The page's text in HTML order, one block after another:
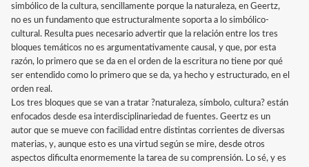
simbólico de la cultura, sencillamente porque la naturaleza, en Geertz,
no es un fundamento que estructuralmente soporta a lo simbólico-
cultural. Resulta pues necesario advertir que la relación entre los tres
bloques temáticos no es argumentativamente causal, y que, por esta
razón, lo primero que se da en el orden de la escritura no tiene por qué
ser entendido como lo primero que se da, ya hecho y estructurado, en el
orden real.
Los tres bloques que se van a tratar ?naturaleza, símbolo, cultura? están
enfocados desde esa interdisciplinariedad de fuentes. Geertz es un
autor que se mueve con facilidad entre distintas corrientes de diversas
materias, y, aunque esto es una virtud según se mire, desde otros
aspectos dificulta enormemente la tarea de su comprensión. Lo sé, y es